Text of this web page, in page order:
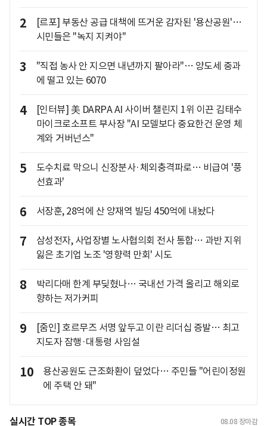
2
[르포] 부동산 공급 대책에 뜨거운 감자된 '용산공원'…
시민들은 "녹지 지켜야"
3
"직접 농사 안 지으면 내년까지 팔아라"… 양도세 중과
에 떨고 있는 6070
4
[인터뷰] 美 DARPA AI 사이버 챌린지 1위 이끈 김태수
마이크로소프트 부사장 "AI 모델보다 중요한건 운영 체
계와 거버넌스"
5
도수치료 막으니 신장분사·체외충격파로… 비급여 '풍
선효과'
6 서장훈, 28억에 산 양재역 빌딩 450억에 내놨다
7
삼성전자, 사업장별 노사협의회 전사 통합… 과반 지위
잃은 초기업 노조 '영향력 만회' 시도
8
박리다매 한계 부딪혔나… 국내선 가격 올리고 해외로
향하는 저가커피
9
[줌인] 호르무즈 서명 앞두고 이란 리더십 증발… 최고
지도자 잠행·대통령 사임설
10
용산공원도 근조화환이 덮었다… 주민들 "어린이정원
에 주택 안 돼"
실시간 TOP 종목 08.08 장마감